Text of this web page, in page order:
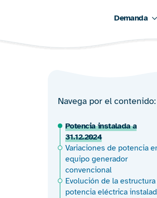
Demanda
Navega por el contenido
Potencia instalada a
31.12.2024
Variaciones de potencia
equipo generador
convencional
Evolución de la
potencia eléctrica